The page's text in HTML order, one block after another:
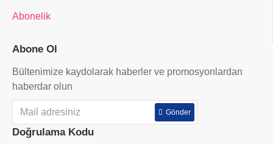
Abonelik
Abone Ol
Bültenimize kaydolarak haberler ve promosyonlardan
haberdar olun
Gönder
Doğrulama Kodu